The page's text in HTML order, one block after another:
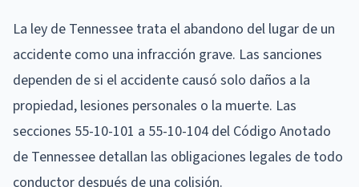
La ley de Tennessee trata el abandono del lugar de un
accidente como una infracción grave. Las sanciones
dependen de si el accidente causó solo daños a la
propiedad, lesiones personales o la muerte. Las
secciones 55-10-101 a 55-10-104 del Código Anotado
de Tennessee detallan las obligaciones legales de todo
conductor después de una colisión.